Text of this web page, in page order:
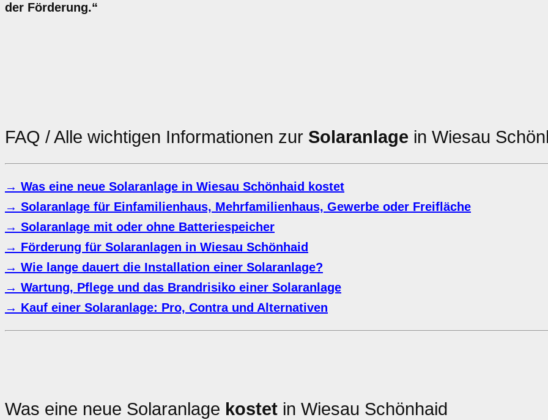
der Förderung.“
FAQ / Alle wichtigen Informationen zur Solaranlage in Wiesau
→ Was eine neue Solaranlage in Wiesau Schönhaid kostet
→ Solaranlage für Einfamilienhaus, Mehrfamilienhaus, Gewerbe oder Freifläche
→ Solaranlage mit oder ohne Batteriespeicher
→ Förderung für Solaranlagen in Wiesau Schönhaid
→ Wie lange dauert die Installation einer Solaranlage?
→ Wartung, Pflege und das Brandrisiko einer Solaranlage
→ Kauf einer Solaranlage: Pro, Contra und Alternativen
Was eine neue Solaranlage kostet in Wiesau Schönhaid